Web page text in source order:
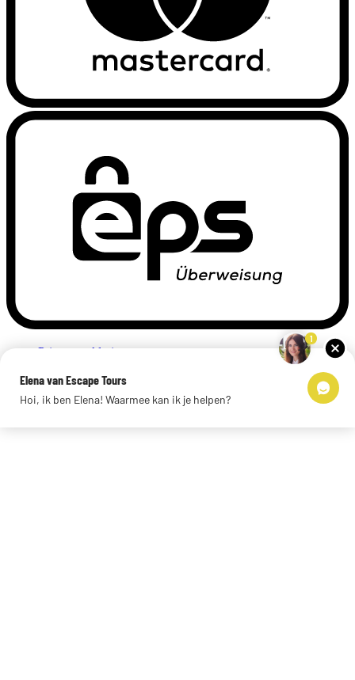
Privacyverklaring
Links
© 2026 Escape Tours
1
Elena van Escape Tours
Hoi, ik ben Elena! Waarmee kan ik je helpen?